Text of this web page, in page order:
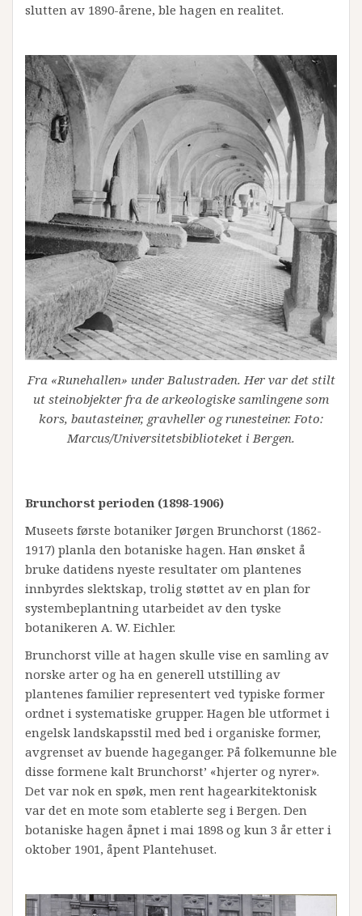
slutten av 1890-årene, ble hagen en realitet.
Fra «Runehallen» under Balustraden. Her var det stilt
ut steinobjekter fra de arkeologiske samlingene som
kors, bautasteiner, gravheller og runesteiner. Foto:
Marcus/Universitetsbiblioteket i Bergen.
Brunchorst perioden (1898-1906)
Museets første botaniker Jørgen Brunchorst (1862-
1917) planla den botaniske hagen. Han ønsket å
bruke datidens nyeste resultater om plantenes
innbyrdes slektskap, trolig støttet av en plan for
systembeplantning utarbeidet av den tyske
botanikeren A. W. Eichler.
Brunchorst ville at hagen skulle vise en samling av
norske arter og ha en generell utstilling av
plantenes familier representert ved typiske former
ordnet i systematiske grupper. Hagen ble utformet i
engelsk landskapsstil med bed i organiske former,
avgrenset av buende hageganger. På folkemunne ble
disse formene kalt Brunchorst’ «hjerter og nyrer».
Det var nok en spøk, men rent hagearkitektonisk
var det en mote som etablerte seg i Bergen. Den
botaniske hagen åpnet i mai 1898 og kun 3 år etter i
oktober 1901, åpent Plantehuset.